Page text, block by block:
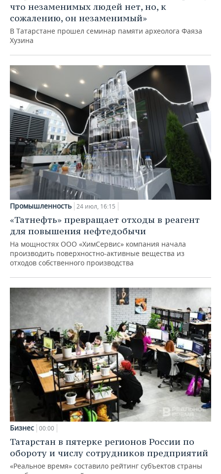
что незаменимых людей нет, но, к
сожалению, он незаменимый»
В Татарстане прошел семинар памяти археолога Фаяза
Хузина
Промышленность 24 июл, 16:15
«Татнефть» превращает отходы в реагент
для повышения нефтедобычи
На мощностях ООО «ХимСервис» компания начала
производить поверхностно-активные вещества из
отходов собственного производства
Бизнес 00:00
Татарстан в пятерке регионов России по
обороту и числу сотрудников предприятий
«Реальное время» составило рейтинг субъектов страны